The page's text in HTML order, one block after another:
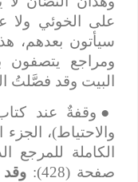
على الخوئي ولا
سيأتون بعدهم،
ومراجع يتصفون
البيت وقد فصَّلتُ
●وقفةٌ عند كتاب
والاحتياط)،
الكاملة للمرجع
صفحة (428):